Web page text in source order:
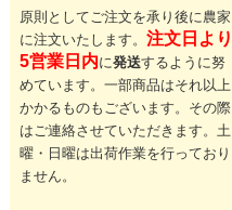
原則としてご注文を承り後に農家
に注文いたします。 注文日より
5営業日内に発送するように努
めています。一部商品はそれ以上
かかるものもございます。その際
はご連絡させていただきます。 土
曜・日曜は出荷作業を行っており
ません。